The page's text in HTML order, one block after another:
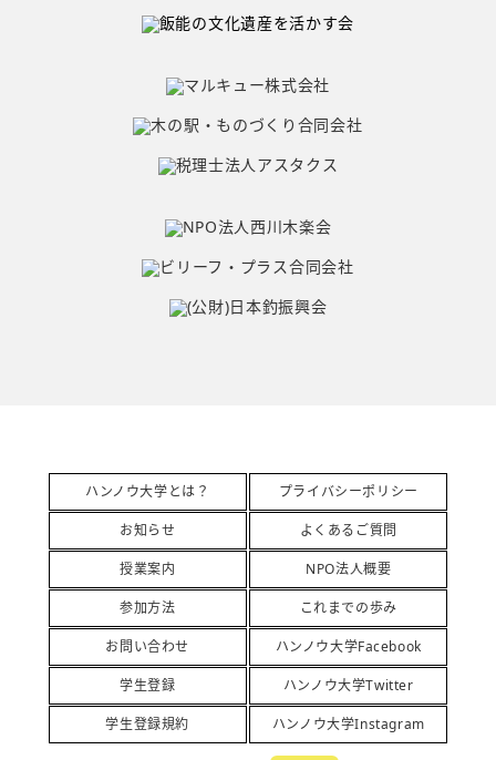
ハンノウ大学とは？
お知らせ
授業案内
参加方法
お問い合わせ
学生登録
学生登録規約
プライバシーポリシー
よくあるご質問
NPO法人概要
これまでの歩み
ハンノウ大学Facebook
ハンノウ大学Twitter
ハンノウ大学Instagram